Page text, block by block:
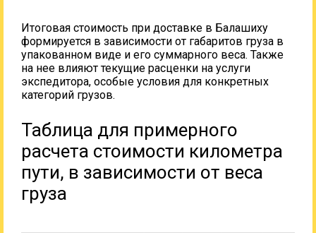
Итоговая стоимость при доставке в Балашиху
формируется в зависимости от габаритов груза в
упакованном виде и его суммарного веса. Также
на нее влияют текущие расценки на услуги
экспедитора, особые условия для конкретных
категорий грузов.
Таблица для примерного
расчета стоимости километра
пути, в зависимости от веса
груза